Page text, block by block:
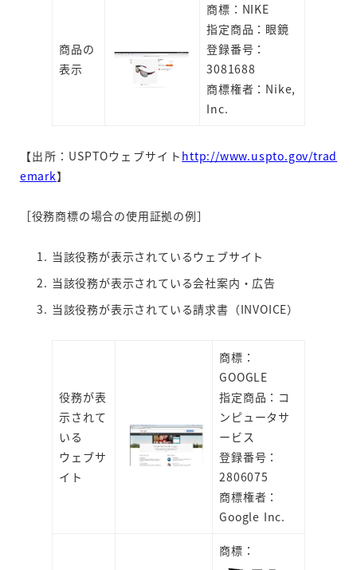
商品の
表示
商標：NIKE
指定商品：眼鏡
登録番号：
3081688
商標権者：Nike,
Inc.
【出所：USPTOウェブサイト http://www.uspto.gov/trad
emark】
［役務商標の場合の使用証拠の例］
当該役務が表示されているウェブサイト
当該役務が表示されている会社案内・広告
当該役務が表示されている請求書（INVOICE）
役務が表
示されて
いる
ウェブサ
イト
商標：
GOOGLE
指定商品：コ
ンピュータサ
ービス
登録番号：
2806075
商標権者：
Google Inc.
商標：